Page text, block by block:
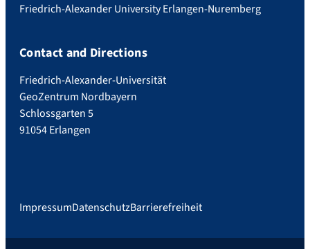
Friedrich-Alexander University Erlangen-Nuremberg
Contact and Directions
Friedrich-Alexander-Universität
GeoZentrum Nordbayern
Schlossgarten 5
91054 Erlangen
ImpressumDatenschutzBarrierefreiheit